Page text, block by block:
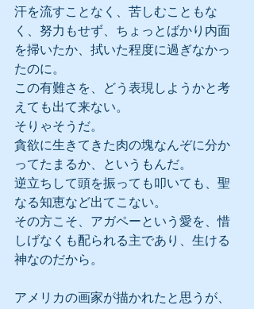
汗を流すことなく、苦しむこともな
く、努力もせず、ちょっとばかり内面
を掃いたか、拭いた程度に過ぎなかっ
たのに。
この有難さを、どう表現しようかと考
えても出て来ない。
そりゃそうだ。
貪欲に生きてきた肉の塊なんぞに分か
ってたまるか、というもんだ。
逆立ちして頭を振っても叩いても、聖
なる知恵など出てこない。
その方こそ、アガペーという愛を、惜
しげなくも配られる主であり、生ける
神なのだから。
アメリカの画家が描かれたと思うが、